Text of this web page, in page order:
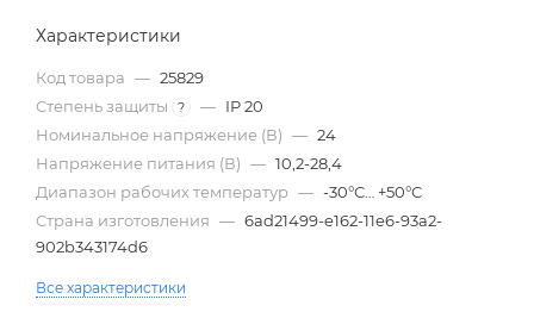
Характеристики
Код товара — 25829
Степень защиты
? — IP 20
Номинальное напряжение (В) — 24
Напряжение питания (В) — 10,2-28,4
Диапазон рабочих температур — -30°С… +50°С
Страна изготовления — 6ad21499-e162-11e6-93a2-
902b343174d6
Все характеристики